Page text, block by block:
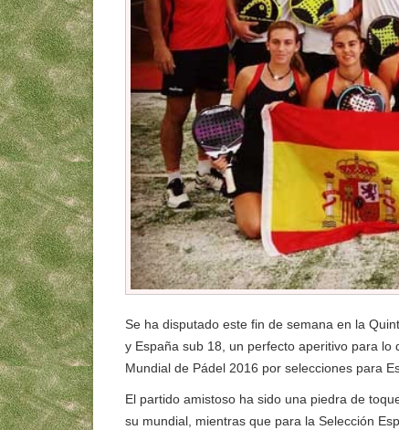
Se ha disputado este fin de semana en la
y España sub 18, un perfecto aperitivo para
Mundial de Pádel 2016 por selecciones para
El partido amistoso ha sido una piedra de
su mundial, mientras que para la Selección